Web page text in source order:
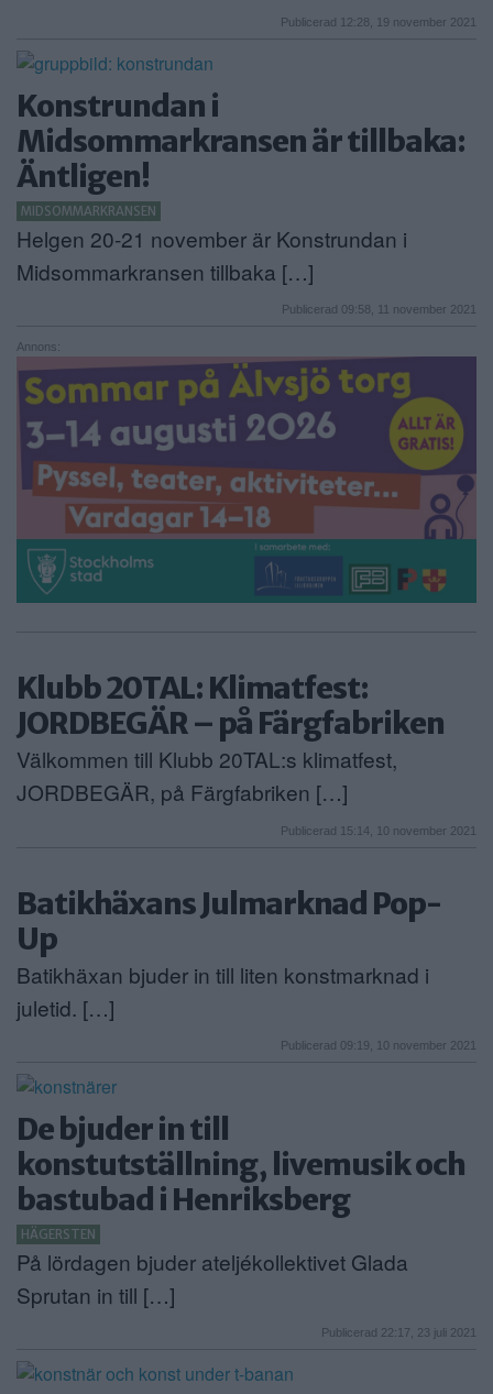
Publicerad 12:28, 19 november 2021
Konstrundan i
Midsommarkransen är tillbaka:
Äntligen!
MIDSOMMARKRANSEN
Helgen 20-21 november är Konstrundan i
Midsommarkransen tillbaka […]
Publicerad 09:58, 11 november 2021
Annons:
Klubb 20TAL: Klimatfest:
JORDBEGÄR – på Färgfabriken
Välkommen till Klubb 20TAL:s klimatfest,
JORDBEGÄR, på Färgfabriken […]
Publicerad 15:14, 10 november 2021
Batikhäxans Julmarknad Pop-
Up
Batikhäxan bjuder in till liten konstmarknad i
juletid. […]
Publicerad 09:19, 10 november 2021
De bjuder in till
konstutställning, livemusik och
bastubad i Henriksberg
HÄGERSTEN
På lördagen bjuder ateljékollektivet Glada
Sprutan in till […]
Publicerad 22:17, 23 juli 2021